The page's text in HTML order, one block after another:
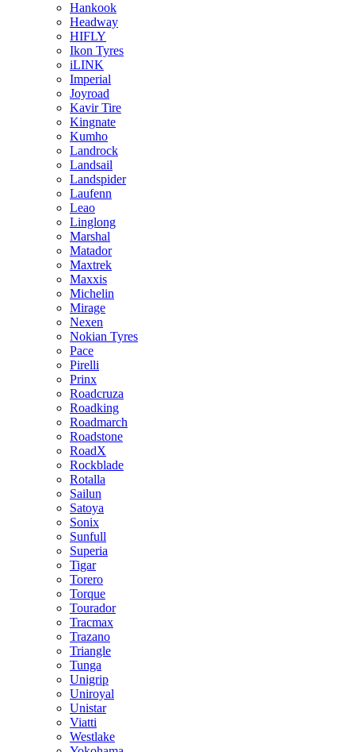
Hankook
Headway
HIFLY
Ikon Tyres
iLINK
Imperial
Joyroad
Kavir Tire
Kingnate
Kumho
Landrock
Landsail
Landspider
Laufenn
Leao
Linglong
Marshal
Matador
Maxtrek
Maxxis
Michelin
Mirage
Nexen
Nokian Tyres
Pace
Pirelli
Prinx
Roadcruza
Roadking
Roadmarch
Roadstone
RoadX
Rockblade
Rotalla
Sailun
Satoya
Sonix
Sunfull
Superia
Tigar
Torero
Torque
Tourador
Tracmax
Trazano
Triangle
Tunga
Unigrip
Uniroyal
Unistar
Viatti
Westlake